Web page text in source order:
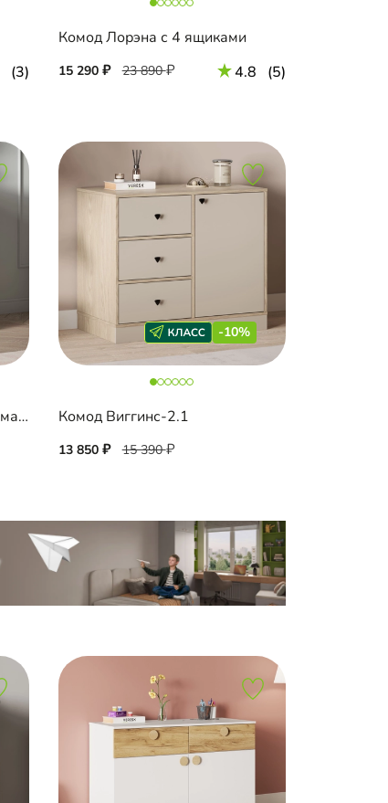
(3)
Комод Лорэна с 4 ящиками
15 290 23 890 4.8 (5)
Комод Шармель-1.1 Лайф Эмаль
-10%
Комод Виггинс-2.1
13 850 15 390